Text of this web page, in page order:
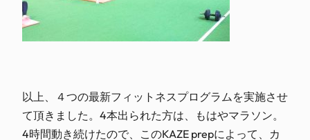
以上、４つの最新フィットネスプログラムを実施させ
て頂きました。4本出られた方は、もはやマラソン。
4時間動き続けたので、このKAZE prepによって、カ